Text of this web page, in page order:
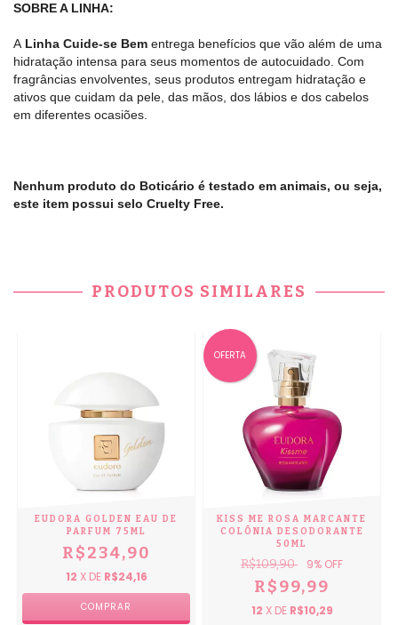
SOBRE A LINHA:
A Linha Cuide-se Bem entrega benefícios que vão além de uma
hidratação intensa para seus momentos de autocuidado. Com
fragrâncias envolventes, seus produtos entregam hidratação e
ativos que cuidam da pele, das mãos, dos lábios e dos cabelos
em diferentes ocasiões.
Nenhum produto do Boticário é testado em animais, ou seja,
este item possui selo Cruelty Free.
PRODUTOS SIMILARES
EUDORA GOLDEN EAU DE
PARFUM 75ML
R$234,90
12 X DE R$24,16
OFERTA
KISS ME ROSA MARCANTE
COLÔNIA DESODORANTE
50ML
R$109,90 9% OFF
R$99,99
12 X DE R$10,29